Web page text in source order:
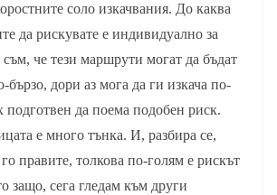
соло изкачвания. До каква
да рискувате е индивидуално за
че тези маршрути могат да бъдат
бързо, дори аз мога да ги изкача по-
подготвен да поема подобен риск.
е много тънка. И, разбира се,
правите, толкова по-голям е рискът
защо, сега гледам към други